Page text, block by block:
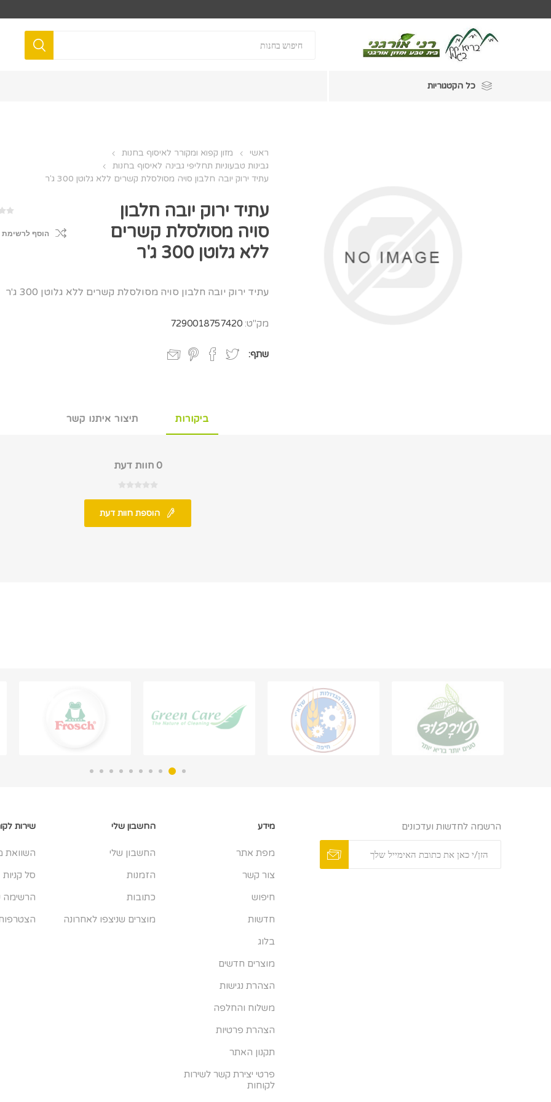
כל הקטגוריות
ראשי
מזון קפוא ומקורר לאיסוף בחנות
גבינות טבעוניות תחליפי גבינה לאיסוף בחנות
עתיד ירוק יובה חלבון סויה מסולסלת קשרים ללא גלוטן 300 ג'ר
עתיד ירוק יובה חלבון
סויה מסולסלת קשרים
ללא גלוטן 300 ג'ר
הוסף לרשימת
עתיד ירוק יובה חלבון סויה מסולסלת קשרים ללא גלוטן 300 ג'ר
מק"ט: 7290018757420
שתף:
ביקורות תיצור איתנו קשר
0 חוות דעת
הוספת חוות דעת
הרשמה לחדשות ועדכונים מידע
מפת אתר
צור קשר
חיפוש
חדשות
בלוג
מוצרים חדשים
הצהרת נגישות
משלוח והחלפה
הצהרת פרטיות
תקנון האתר
פרטי יצירת קשר לשירות
לקוחות
החשבון שלי
החשבון שלי
הזמנות
כתובות
מוצרים שניצפו לאחרונה
שירות
השוואת
סל קניות
הרשימה